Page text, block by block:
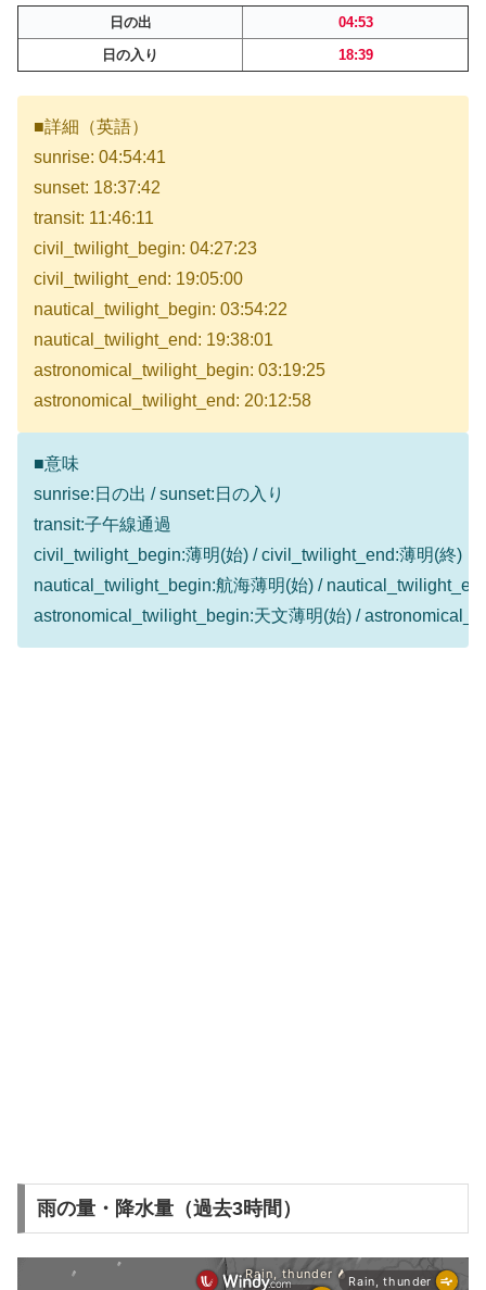
日の出
04:53
日の入り
18:39
■詳細（英語）
sunrise: 04:54:41
sunset: 18:37:42
transit: 11:46:11
civil_twilight_begin: 04:27:23
civil_twilight_end: 19:05:00
nautical_twilight_begin: 03:54:22
nautical_twilight_end: 19:38:01
astronomical_twilight_begin: 03:19:25
astronomical_twilight_end: 20:12:58
■意味
sunrise:日の出 / sunset:日の入り
transit:子午線通過
civil_twilight_begin:薄明(始) / civil_twilight_end:薄明(終)
nautical_twilight_begin:航海薄明(始) /
astronomical_twilight_begin:天文薄明(始) /
雨の量・降水量（過去3時間）